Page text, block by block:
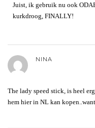
Juist, ik gebruik nu ook
kurkdroog, FINALLY!
NINA
The lady speed stick, is heel
hem hier in NL kan